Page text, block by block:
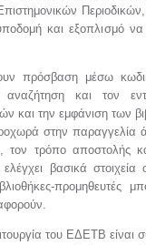
και εξοπλισμό
πρόσβαση μέσω
αναζήτηση και τον
και την εμφάνιση των
στην παραγγελία
τον τρόπο αποστολής
βασικά
του ΕΔΕΤΒ είναι